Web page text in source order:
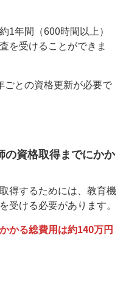
1年間（600時間以上）
を受けることができま
との資格更新が必要で
の資格取得までにかか
得するためには、教育機
受ける必要があります。
かる総費用は約140万円